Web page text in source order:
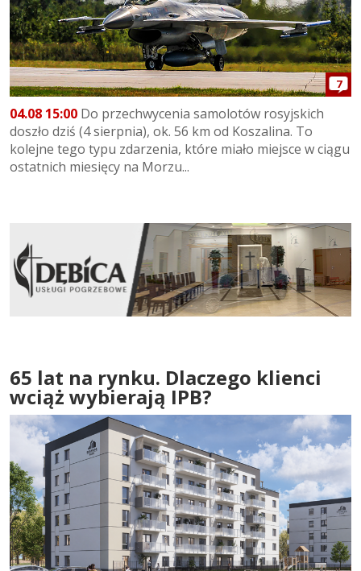
7
04.08 15:00 Do przechwycenia samolotów rosyjskich
doszło dziś (4 sierpnia), ok. 56 km od Koszalina. To
kolejne tego typu zdarzenia, które miało miejsce w ciągu
ostatnich miesięcy na Morzu...
65 lat na rynku. Dlaczego klienci
wciąż wybierają IPB?